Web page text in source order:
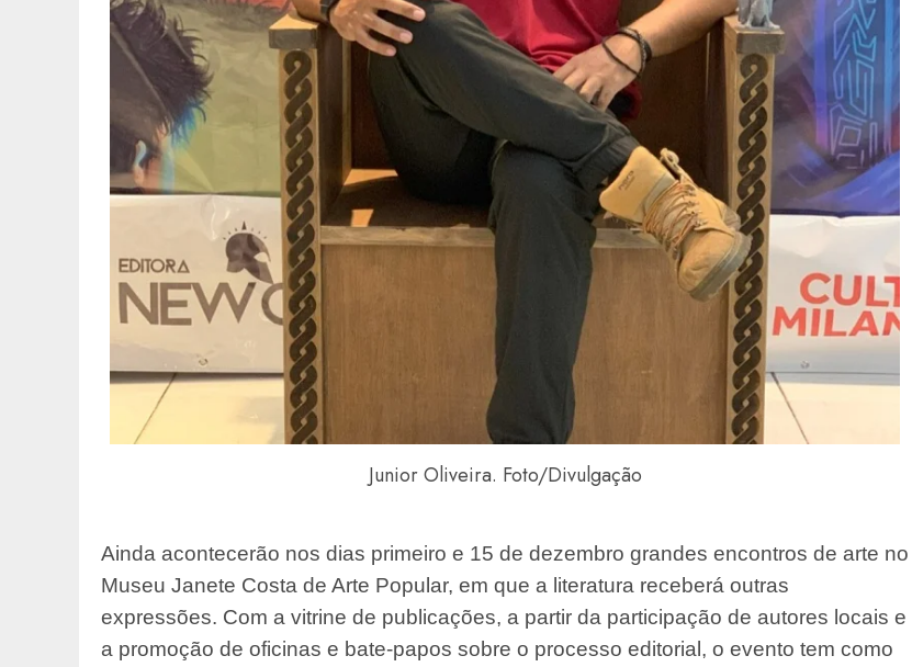
Junior Oliveira. Foto/Divulgação
Ainda acontecerão nos dias primeiro e 15 de dezembro grandes encontros de arte no
Museu Janete Costa de Arte Popular, em que a literatura receberá outras
expressões. Com a vitrine de publicações, a partir da participação de autores locais e
a promoção de oficinas e bate-papos sobre o processo editorial, o evento tem como